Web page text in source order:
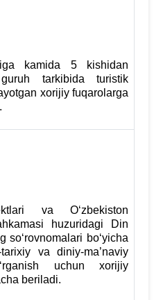
kamida 5 kishidan
tarkibida turistik
xorijiy fuqarolarga
va O‘zbekiston
huzuridagi Din
so‘rovnomalari bo‘yicha
va diniy-ma’naviy
uchun xorijiy
beriladi.